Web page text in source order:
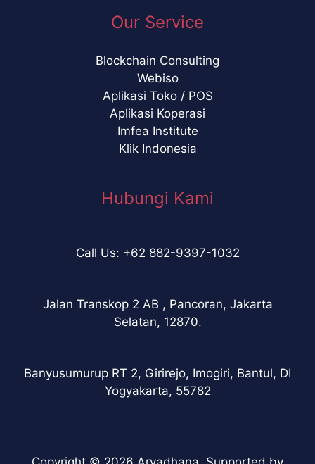
Our Service
Blockchain Consulting
Webiso
Aplikasi Toko / POS
Aplikasi Koperasi
Imfea Institute
Klik Indonesia
Hubungi Kami
Call Us: +62 882-9397-1032
Jalan Transkop 2 AB , Pancoran, Jakarta
Selatan, 12870.
Banyusumurup RT 2, Girirejo, Imogiri, Bantul, DI
Yogyakarta, 55782